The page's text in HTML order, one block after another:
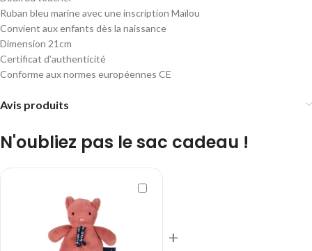
Ruban bleu marine avec une inscription Maïlou
Convient aux enfants dès la naissance
Dimension 21cm
Certificat d’authenticité
Conforme aux normes européennes CE
Avis produits
N'oubliez pas le sac cadeau !
+